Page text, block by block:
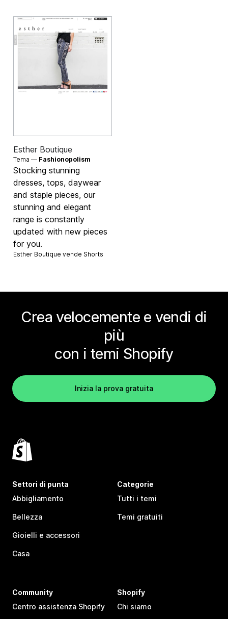
Esther Boutique
Tema — Fashionopolism
Stocking stunning
dresses, tops, daywear
and staple pieces, our
stunning and elegant
range is constantly
updated with new pieces
for you.
Esther Boutique vende Shorts
Crea velocemente e vendi di
più
con i temi Shopify
Inizia la prova gratuita
Settori di punta
Abbigliamento
Bellezza
Gioielli e accessori
Casa
Categorie
Tutti i temi
Temi gratuiti
Community
Centro assistenza Shopify
Shopify
Chi siamo